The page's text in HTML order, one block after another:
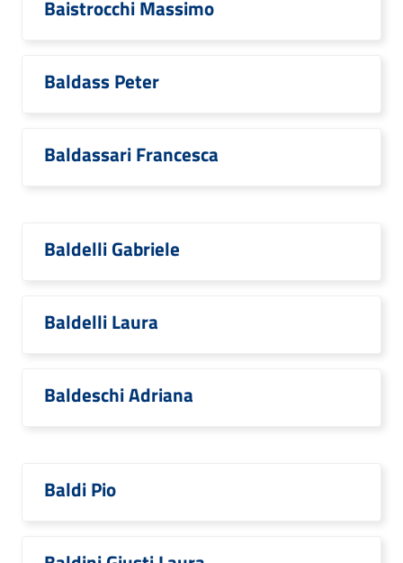
Baistrocchi Massimo
Baldass Peter
Baldassari Francesca
Baldelli Gabriele
Baldelli Laura
Baldeschi Adriana
Baldi Pio